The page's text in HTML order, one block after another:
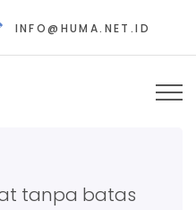
INFO@HUMA.NET.ID
tanpa batas